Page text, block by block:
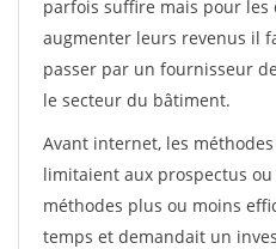
parfois suffire mais pour
augmenter leurs revenus il
passer par un fournisseur
le secteur du bâtiment.
Avant internet, les
limitaient aux prospectus
méthodes plus ou moins
temps et demandait un